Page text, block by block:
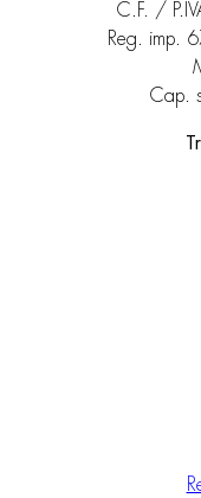
C.F. /
Reg. imp.
Cap.